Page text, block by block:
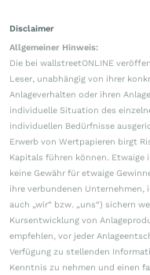
Disclaimer
Allgemeiner Hinweis:
Die bei wallstreetONLINE
Leser, unabhängig von ihrer
Anlageverhalten oder ihren
individuelle Situation des
individuellen Bedürfnisse
Erwerb von Wertpapieren birgt
Kapitals führen können. Etwaige
keine Gewähr für etwaige
ihre verbundenen Unternehmen,
auch „wir“ bzw. „uns“) sichern
Kursentwicklung von
empfehlen, vor jeder
Verfügung zu stellenden
Kenntnis zu nehmen und einen